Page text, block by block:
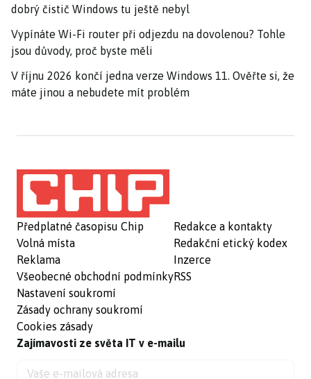
dobrý čistič Windows tu ještě nebyl
Vypínáte Wi-Fi router při odjezdu na dovolenou? Tohle
jsou důvody, proč byste měli
V říjnu 2026 končí jedna verze Windows 11. Ověřte si, že
máte jinou a nebudete mít problém
Předplatné časopisu Chip
Volná místa
Reklama
Všeobecné obchodní podmínky
Nastavení soukromí
Zásady ochrany soukromí
Cookies zásady
Redakce a kontakty
Redakční etický kodex
Inzerce
RSS
Zajímavosti ze světa IT v e-mailu